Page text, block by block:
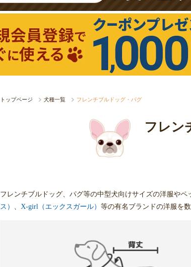
トップページ 犬種一覧 フレンチブルドッグ・パグ
フレン
フレンチブルドッグ、パグ等の中型犬向けサイズの洋服やペ
ス） 、 X-girl（エックスガール） 等の有名ブランドの洋服を